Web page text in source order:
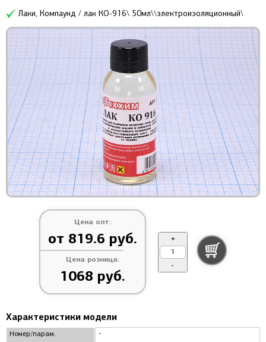
Лаки, Компаунд / лак КО-916\ 50мл\\электроизоляционный\
Цена опт:
от 819.6 руб.
Цена розница:
1068 руб.
+
-
Характеристики модели
Номер/парам. -